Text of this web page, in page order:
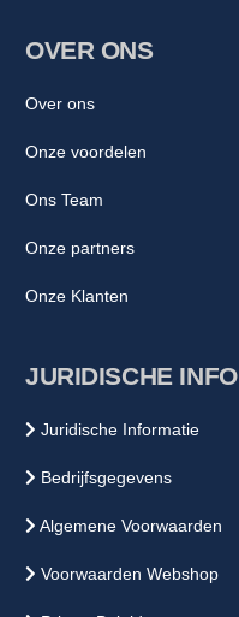
OVER ONS
Over ons
Onze voordelen
Ons Team
Onze partners
Onze Klanten
JURIDISCHE INFO
Juridische Informatie
Bedrijfsgegevens
Algemene Voorwaarden
Voorwaarden Webshop